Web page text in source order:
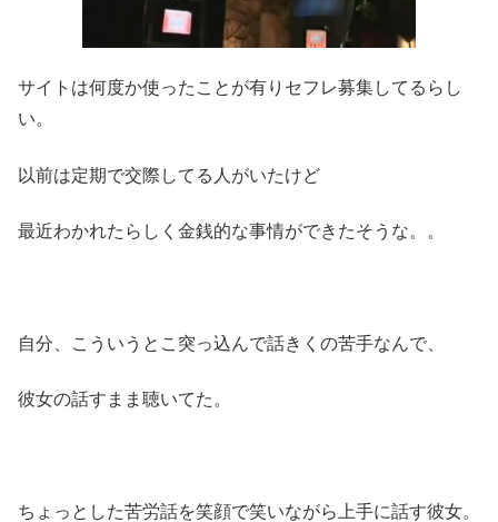
サイトは何度か使ったことが有りセフレ募集してるらし
い。
以前は定期で交際してる人がいたけど
最近わかれたらしく金銭的な事情ができたそうな。。
自分、こういうとこ突っ込んで話きくの苦手なんで、
彼女の話すまま聴いてた。
ちょっとした苦労話を笑顔で笑いながら上手に話す彼女。